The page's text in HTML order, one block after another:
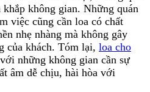
không gian. Những quán
việc cũng cần loa có chất
nhẹ nhàng mà không gây
của khách. Tóm lại, loa cho
những không gian cần sự
âm dễ chịu, hài hòa với